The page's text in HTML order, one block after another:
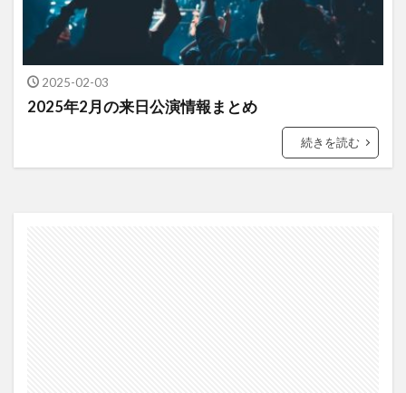
2025-02-03
2025年2月の来日公演情報まとめ
続きを読む